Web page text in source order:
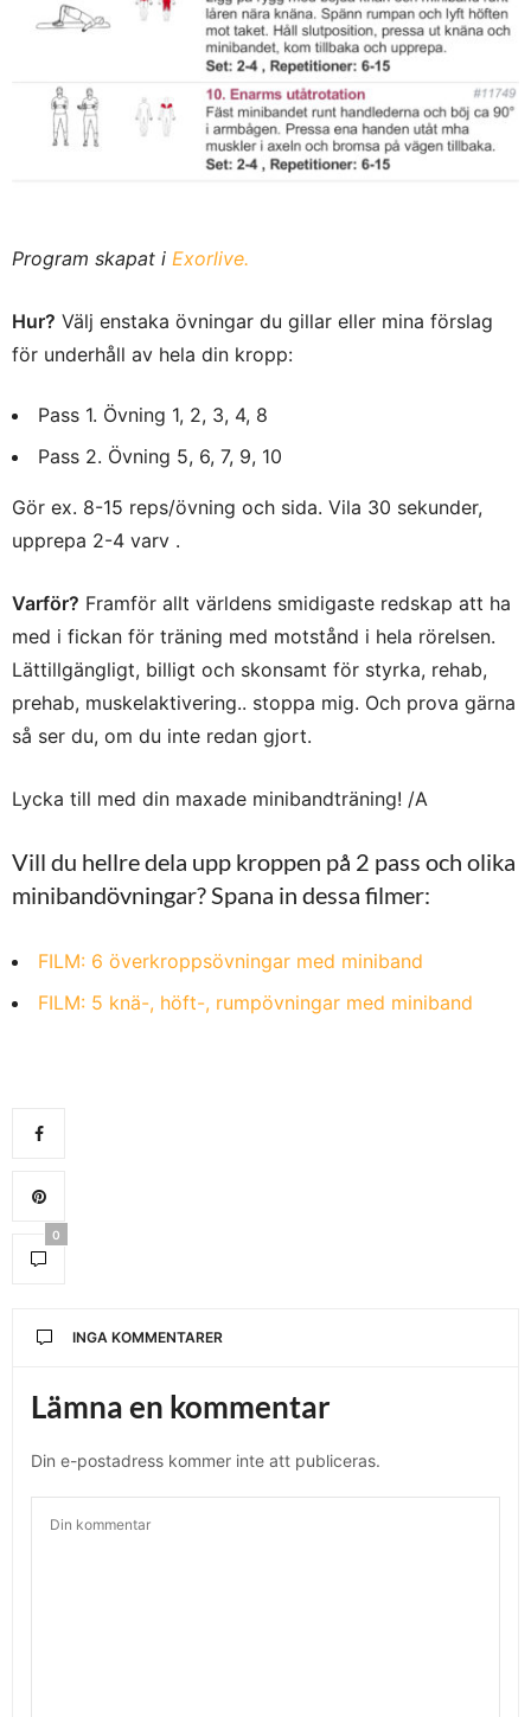
Program skapat i Exorlive.
Hur? Välj enstaka övningar du gillar eller mina förslag
för underhåll av hela din kropp:
Pass 1. Övning 1, 2, 3, 4, 8
Pass 2. Övning 5, 6, 7, 9, 10
Gör ex. 8-15 reps/övning och sida. Vila 30 sekunder,
upprepa 2-4 varv .
Varför? Framför allt världens smidigaste redskap att ha
med i fickan för träning med motstånd i hela rörelsen.
Lättillgängligt, billigt och skonsamt för styrka, rehab,
prehab, muskelaktivering.. stoppa mig. Och prova gärna
så ser du, om du inte redan gjort.
Lycka till med din maxade minibandträning! /A
Vill du hellre dela upp kroppen på 2 pass och olika
minibandövningar? Spana in dessa filmer:
FILM: 6 överkroppsövningar med miniband
FILM: 5 knä-, höft-, rumpövningar med miniband
0
INGA KOMMENTARER
Lämna en kommentar
Din e-postadress kommer inte att publiceras.